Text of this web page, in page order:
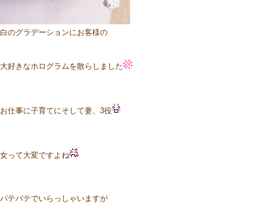
白のグラデーションにお客様の
大好きなホログラムを散らしました
お仕事に子育てにそして妻、3役
女って大変ですよね
バテバテでいらっしゃいますが